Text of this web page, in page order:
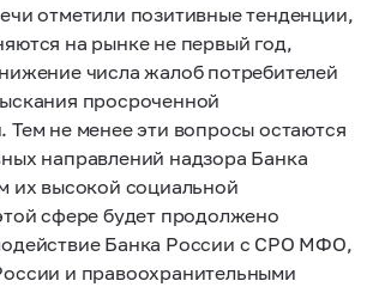
отметили позитивные тенденции,
на рынке не первый год,
числа жалоб потребителей
просроченной
Тем не менее эти вопросы остаются
направлений надзора Банка
их высокой социальной
сфере будет продолжено
Банка России с СРО МФО,
и правоохранительными